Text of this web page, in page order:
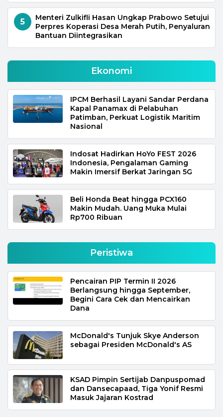
5
Menteri Zulkifli Hasan Ungkap Prabowo Setujui
Perpres Koperasi Desa Merah Putih, Penyaluran
Bantuan Diintegrasikan
Ekonomi
IPCM Berhasil Layani Sandar Perdana
Kapal Panamax di Pelabuhan
Patimban, Perkuat Logistik Maritim
Nasional
Indosat Hadirkan HoYo FEST 2026
Indonesia, Pengalaman Gaming
Makin Imersif Berkat Jaringan 5G
Beli Honda Beat hingga PCX160
Makin Mudah. Uang Muka Mulai
Rp700 Ribuan
Peristiwa
Pencairan PIP Termin II 2026
Berlangsung hingga September,
Begini Cara Cek dan Mencairkan
Dana
McDonald's Tunjuk Skye Anderson
sebagai Presiden McDonald's AS
KSAD Pimpin Sertijab Danpuspomad
dan Dansecapaad, Tiga Yonif Resmi
Masuk Jajaran Kostrad